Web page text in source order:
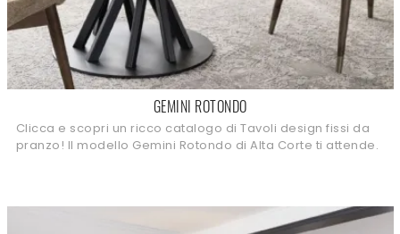
GEMINI ROTONDO
Clicca e scopri un ricco catalogo di Tavoli design fissi da
pranzo! Il modello Gemini Rotondo di Alta Corte ti attende.